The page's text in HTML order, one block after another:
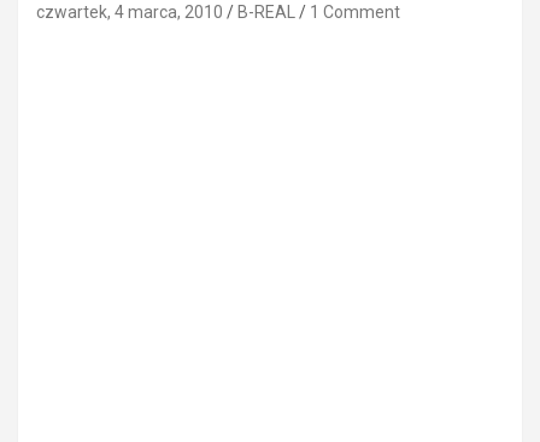
czwartek, 4 marca, 2010 B-REAL 1 Comment